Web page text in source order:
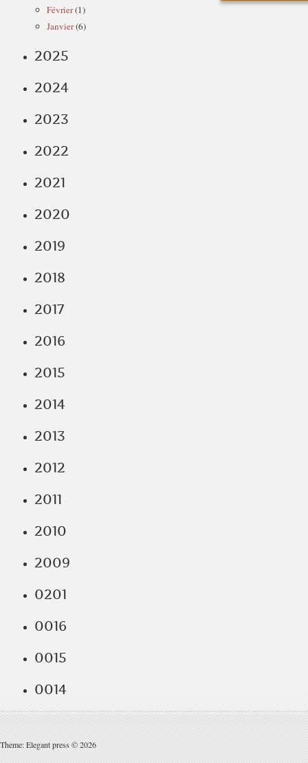
Février(1)
Janvier(6)
2025
2024
2023
2022
2021
2020
2019
2018
2017
2016
2015
2014
2013
2012
2011
2010
2009
0201
0016
0015
0014
Theme: Elegant press © 2026